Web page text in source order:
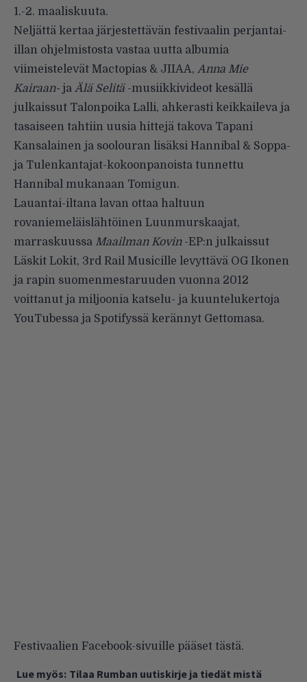
1.-2. maaliskuuta.
Neljättä kertaa järjestettävän festivaalin perjantai-
illan ohjelmistosta vastaa uutta albumia
viimeistelevät Mactopias & JIIAA, Anna Mie
Kairaan- ja Älä Selitä-musiikkivideot kesällä
julkaissut Talonpoika Lalli, ahkerasti keikkaileva ja
tasaiseen tahtiin uusia hittejä takova Tapani
Kansalainen ja soolouran lisäksi Hannibal & Soppa-
ja Tulenkantajat-kokoonpanoista tunnettu
Hannibal mukanaan Tomigun.
Lauantai-iltana lavan ottaa haltuun
rovaniemeläislähtöinen Luunmurskaajat,
marraskuussa Maailman Kovin-EP:n julkaissut
Läskit Lokit, 3rd Rail Musicille levyttävä OG Ikonen
ja rapin suomenmestaruuden vuonna 2012
voittanut ja miljoonia katselu- ja kuuntelukertoja
YouTubessa ja Spotifyssä kerännyt Gettomasa.
Festivaalien Facebook-sivuille pääset tästä.
Lue myös: Tilaa Rumban uutiskirje ja tiedät mistä